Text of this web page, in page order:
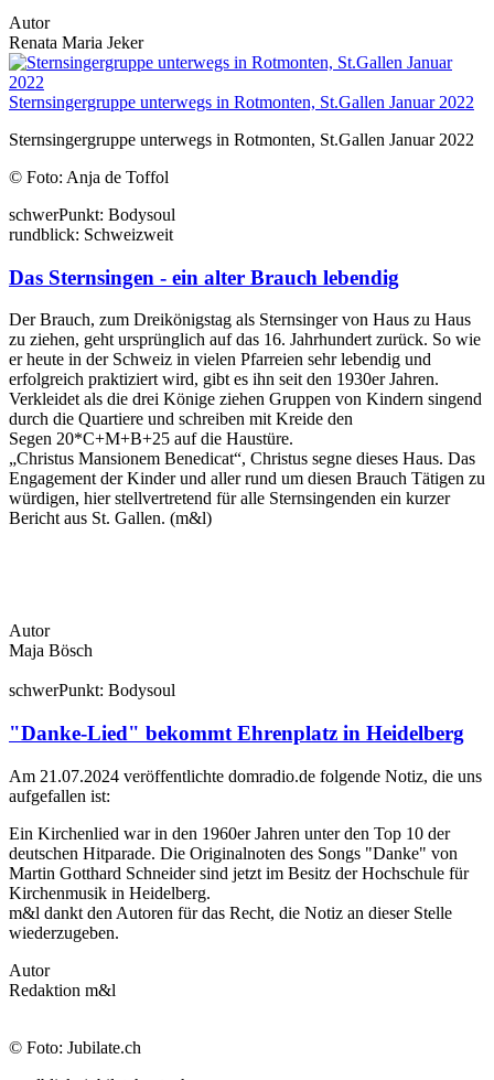
Autor
Renata Maria Jeker
Sternsingergruppe unterwegs in Rotmonten, St.Gallen Januar 2022
Sternsingergruppe unterwegs in Rotmonten, St.Gallen Januar 2022
© Foto: Anja de Toffol
schwerPunkt: Bodysoul
rundblick: Schweizweit
Das Sternsingen - ein alter Brauch lebendig
Der Brauch, zum Dreikönigstag als Sternsinger von Haus zu Haus
zu ziehen, geht ursprünglich auf das 16. Jahrhundert zurück. So wie
er heute in der Schweiz in vielen Pfarreien sehr lebendig und
erfolgreich praktiziert wird, gibt es ihn seit den 1930er Jahren.
Verkleidet als die drei Könige ziehen Gruppen von Kindern singend
durch die Quartiere und schreiben mit Kreide den
Segen 20*C+M+B+25 auf die Haustüre.
„Christus Mansionem Benedicat“, Christus segne dieses Haus. Das
Engagement der Kinder und aller rund um diesen Brauch Tätigen zu
würdigen, hier stellvertretend für alle Sternsingenden ein kurzer
Bericht aus St. Gallen. (m&l)
Autor
Maja Bösch
schwerPunkt: Bodysoul
"Danke-Lied" bekommt Ehrenplatz in Heidelberg
Am 21.07.2024 veröffentlichte domradio.de folgende Notiz, die uns
aufgefallen ist:
Ein Kirchenlied war in den 1960er Jahren unter den Top 10 der
deutschen Hitparade. Die Originalnoten des Songs "Danke" von
Martin Gotthard Schneider sind jetzt im Besitz der Hochschule für
Kirchenmusik in Heidelberg.
m&l dankt den Autoren für das Recht, die Notiz an dieser Stelle
wiederzugeben.
Autor
Redaktion m&l
© Foto: Jubilate.ch